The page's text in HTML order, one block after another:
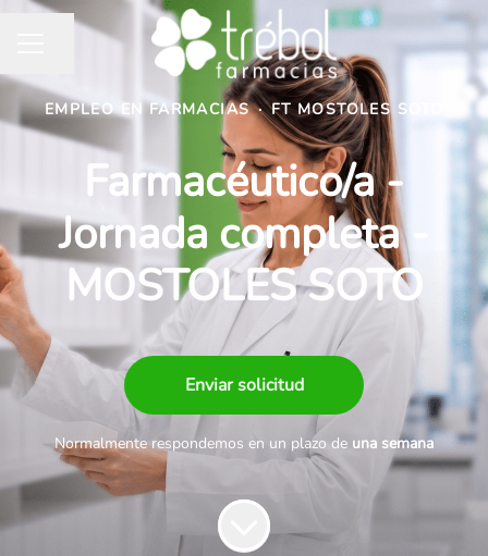
MENÚ DE EMPLEO
Compartir página
EMPLEO EN FARMACIAS · FT MOSTOLES SOTO
Farmacéutico/a -
Jornada completa -
MOSTOLES SOTO
Enviar solicitud
Normalmente respondemos en un plazo de una semana